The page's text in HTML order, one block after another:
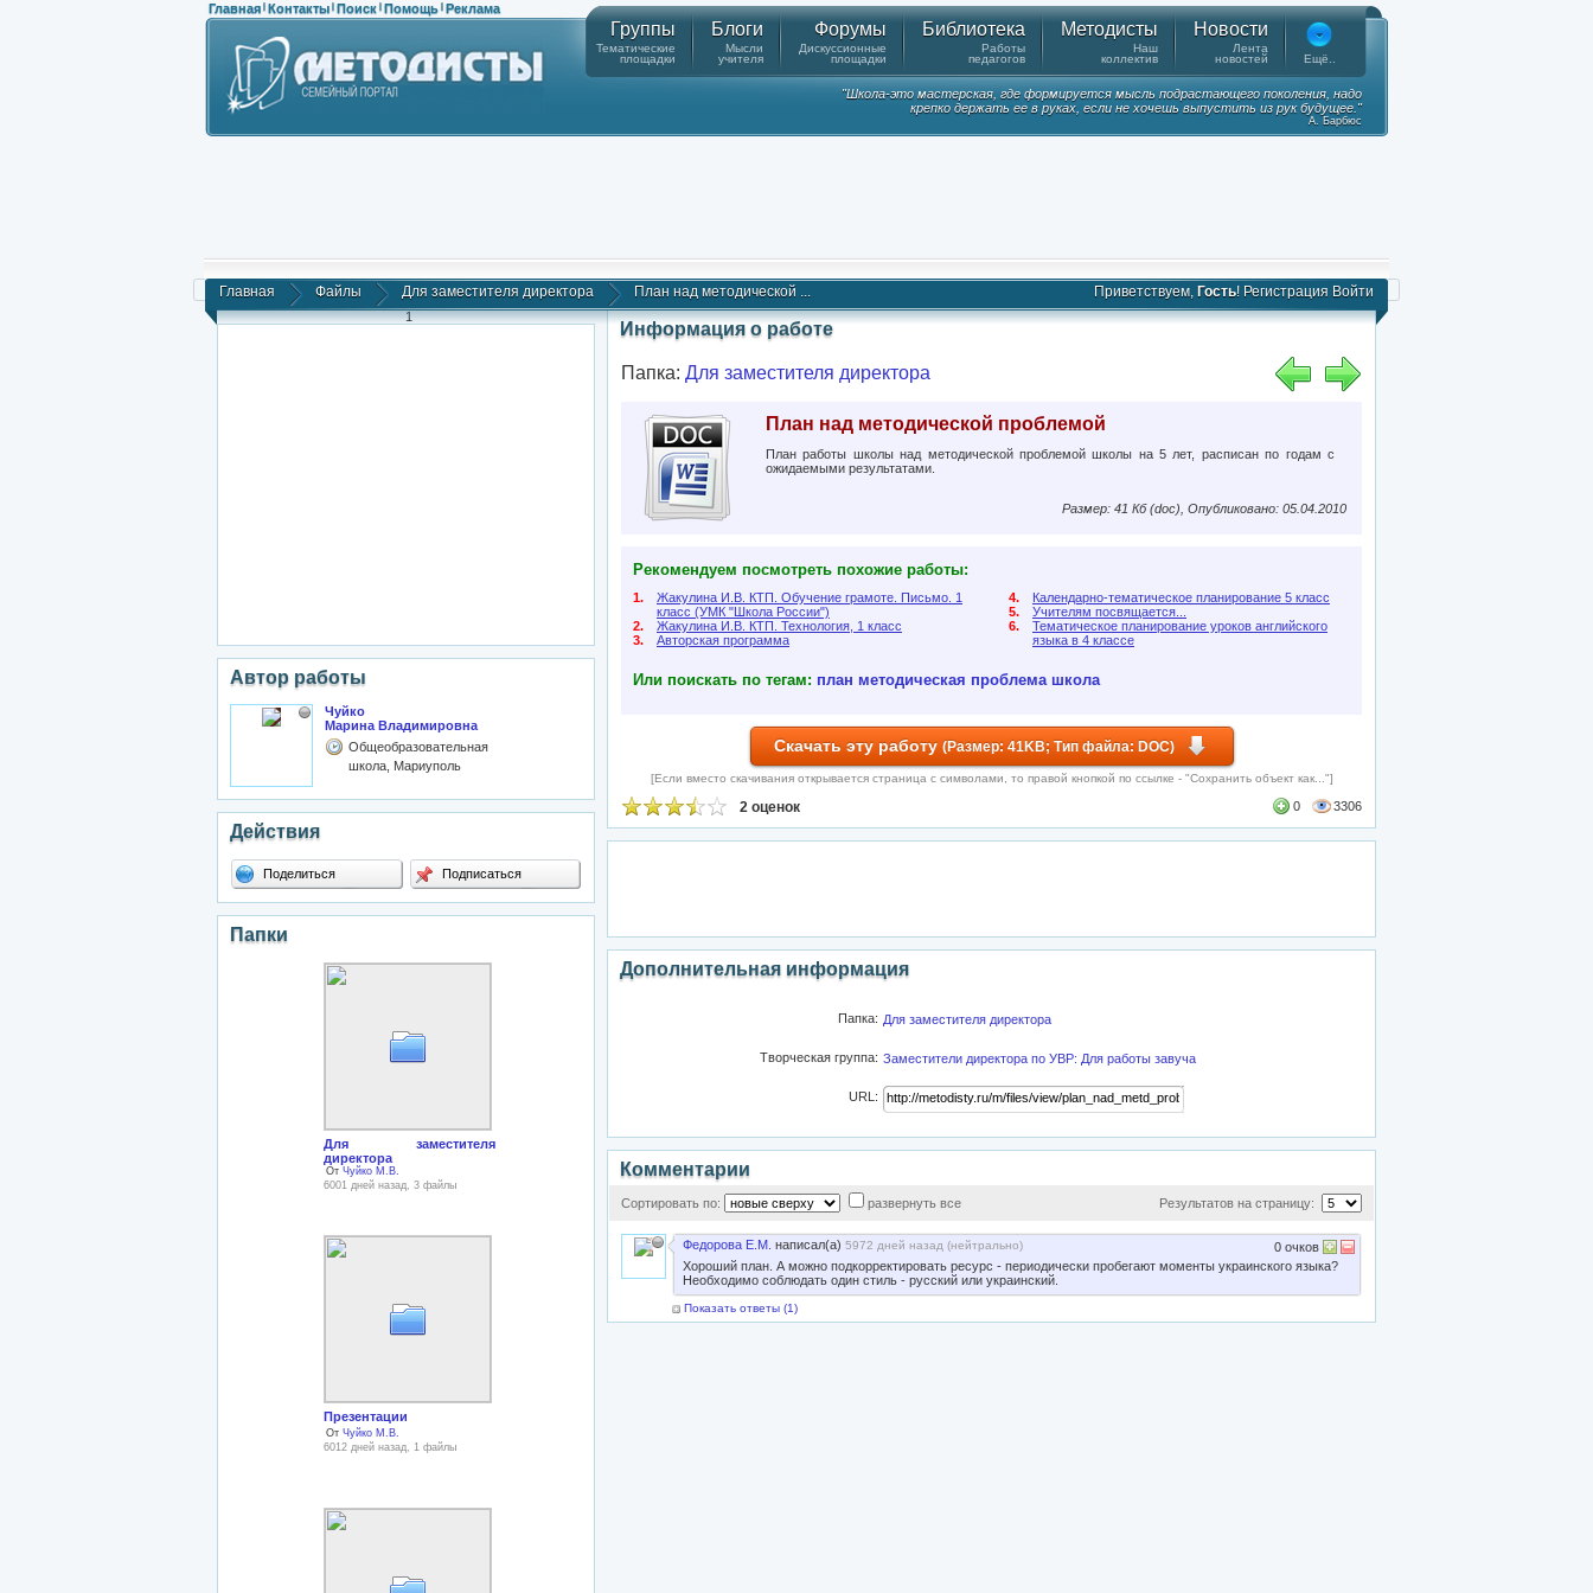
Главная | Контакты | Поиск | Помощь | Реклама
Группы
Тематические
площадки
Блоги
Мысли
учителя
Форумы
Дискуссионные
площадки
Библиотека
Работы
педагогов
Методисты
Наш
коллектив
Новости
Лента
новостей
Ещё..
"Школа-это мастерская, где формируется мысль подрастающего поколения, надо
крепко держать ее в руках, если не хочешь выпустить из рук будущее."
А. Барбюс
Главная Файлы Для заместителя директора План над методической ... Приветствуем, Гость! Регистрация Войти
1
Автор работы
Чуйко
Марина Владимировна
Общеобразовательная
школа, Мариуполь
Действия
Поделиться Подписаться
Папки
Для заместителя
директора
От Чуйко М.В.
6001 дней назад, 3 файлы
Презентации
От Чуйко М.В.
6012 дней назад, 1 файлы
Информация о работе
Папка: Для заместителя директора
План над методической проблемой
План работы школы над методической проблемой школы на 5 лет, расписан по годам с
ожидаемыми результатами.
Размер: 41 Кб (doc), Опубликовано: 05.04.2010
Рекомендуем посмотреть похожие работы:
1.
Жакулина И.В. КТП. Обучение грамоте. Письмо. 1
класс (УМК "Школа России")
2.
Жакулина И.В. КТП. Технология, 1 класс
3.
Авторская программа
4.
Календарно-тематическое планирование 5 класс
5.
Учителям посвящается...
6.
Тематическое планирование уроков английского
языка в 4 классе
Или поискать по тегам: план методическая проблема школа
Скачать эту работу (Размер: 41KB; Тип файла: DOC)
[Если вместо скачивания открывается страница с символами, то правой кнопкой по ссылке - "Сохранить объект как..."]
2 оценок 0 3306
Дополнительная информация
Папка: Для заместителя директора
Творческая группа: Заместители директора по УВР: Для работы завуча
URL:
Комментарии
Сортировать по: развернуть все Результатов на страницу:
Федорова Е.М. написал(а) 5972 дней назад (нейтрально)
Хороший план. А можно подкорректировать ресурс - периодически пробегают моменты украинского языка?
Необходимо соблюдать один стиль - русский или украинский.
Показать ответы (1)
0 очков